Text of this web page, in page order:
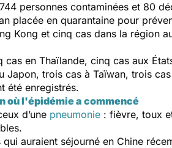
personnes contaminées et 80
placée en quarantaine pour
Kong et cinq cas dans la région
en Thaïlande, cinq cas aux
trois cas à Taïwan, trois
été enregistrés.
où l'épidémie a commencé
d’une pneumonie : fièvre, toux
qui auraient séjourné en Chine